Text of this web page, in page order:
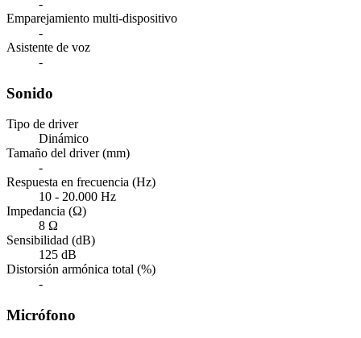
-
Emparejamiento multi-dispositivo
-
Asistente de voz
-
Sonido
Tipo de driver
Dinámico
Tamaño del driver (mm)
-
Respuesta en frecuencia (Hz)
10 - 20.000 Hz
Impedancia (Ω)
8 Ω
Sensibilidad (dB)
125 dB
Distorsión armónica total (%)
-
Micrófono